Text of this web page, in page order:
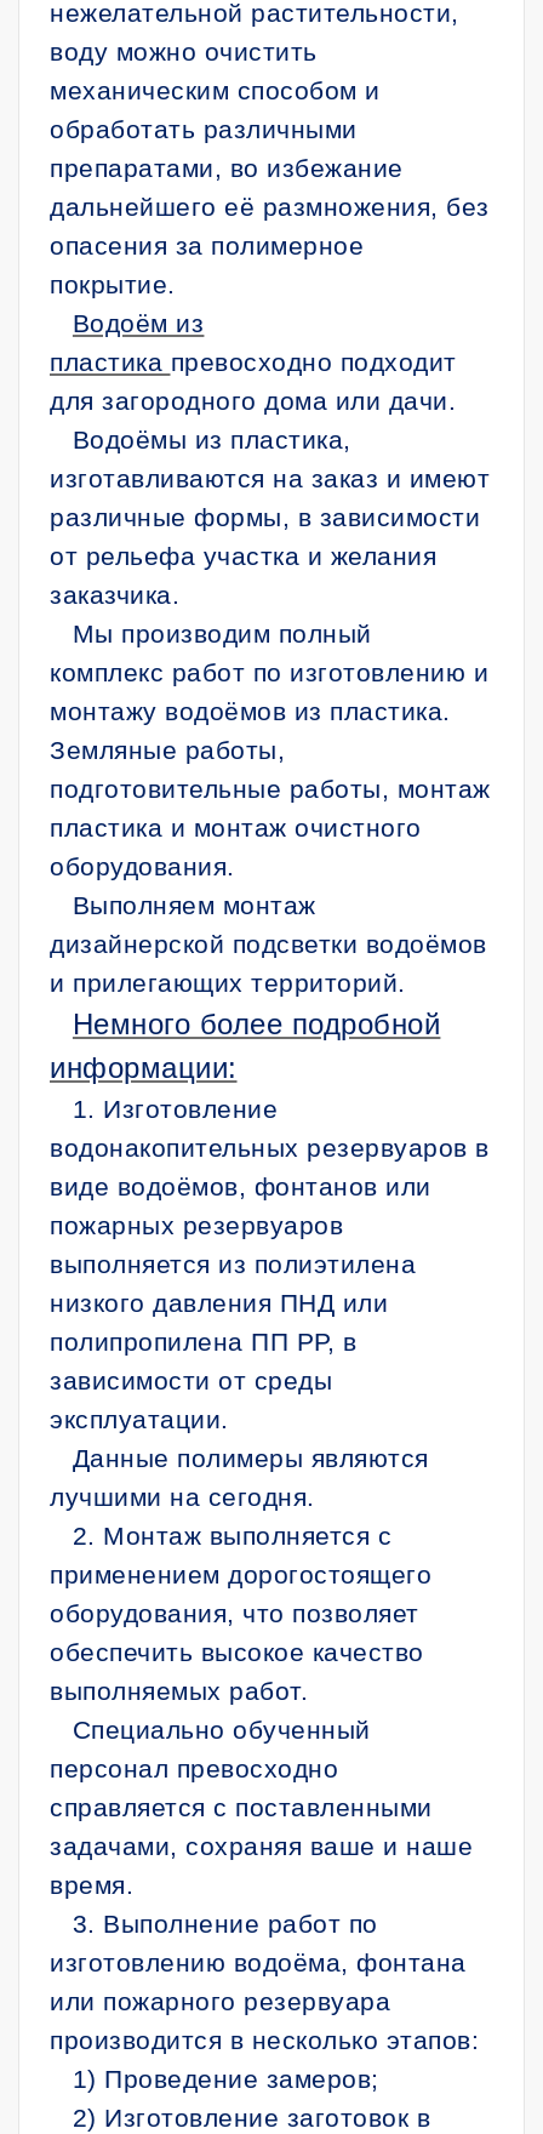
нежелательной растительности,
воду можно очистить
механическим способом и
обработать различными
препаратами, во избежание
дальнейшего её размножения, без
опасения за полимерное
покрытие.
Водоём из
пластика превосходно подходит
для загородного дома или дачи.
Водоёмы из пластика,
изготавливаются на заказ и имеют
различные формы, в зависимости
от рельефа участка и желания
заказчика.
Мы производим полный
комплекс работ по изготовлению и
монтажу водоёмов из пластика.
Земляные работы,
подготовительные работы, монтаж
пластика и монтаж очистного
оборудования.
Выполняем монтаж
дизайнерской подсветки водоёмов
и прилегающих территорий.
Немного более подробной
информации:
1. Изготовление
водонакопительных резервуаров в
виде водоёмов, фонтанов или
пожарных резервуаров
выполняется из полиэтилена
низкого давления ПНД или
полипропилена ПП РР, в
зависимости от среды
эксплуатации.
Данные полимеры являются
лучшими на сегодня.
2. Монтаж выполняется с
применением дорогостоящего
оборудования, что позволяет
обеспечить высокое качество
выполняемых работ.
Специально обученный
персонал превосходно
справляется с поставленными
задачами, сохраняя ваше и наше
время.
3. Выполнение работ по
изготовлению водоёма, фонтана
или пожарного резервуара
производится в несколько этапов:
1) Проведение замеров;
2) Изготовление заготовок в